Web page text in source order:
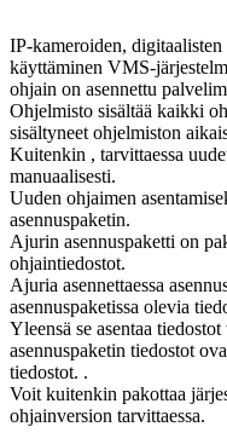
IP-kameroiden,
käyttäminen VMS-
ohjain on asennettu
Ohjelmisto sisältää kaikki
sisältyneet ohjelmiston
Kuitenkin , tarvittaessa
manuaalisesti.
Uuden ohjaimen
asennuspaketin.
Ajurin asennuspaketti on
ohjaintiedostot.
Ajuria asennettaessa
asennuspaketissa olevia
Yleensä se asentaa
asennuspaketin tiedostot
tiedostot. .
Voit kuitenkin pakottaa
ohjainversion tarvittaessa.